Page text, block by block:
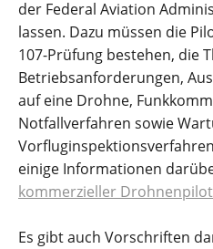
der Federal Aviation
lassen. Dazu müssen die
107-Prüfung bestehen, die
Betriebsanforderungen,
auf eine Drohne,
Notfallverfahren sowie
einige Informationen
kommerzieller
Es gibt auch Vorschriften